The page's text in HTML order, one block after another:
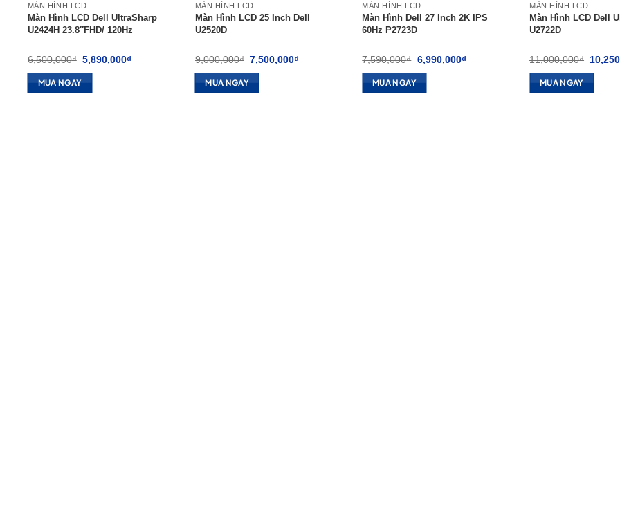
MÀN HÌNH LCD
Màn Hình LCD Dell UltraSharp
U2424H 23.8″FHD/ 120Hz
6,500,000₫ Giá
5,890,000₫Giá
MUA NGAY
MÀN HÌNH LCD
Màn Hình LCD 25 Inch Dell
U2520D
9,000,000₫ Giá
là:
7,500,000₫Giá
MUA NGAY
MÀN HÌNH LCD
Màn Hình Dell 27 Inch 2K IPS
60Hz P2723D
7,590,000₫ Giá
là:
6,990,000₫Giá
MUA NGAY
MÀN HÌNH LCD
Màn Hình LCD Dell
U2722D
11,000,000₫ Giá
MUA NGAY